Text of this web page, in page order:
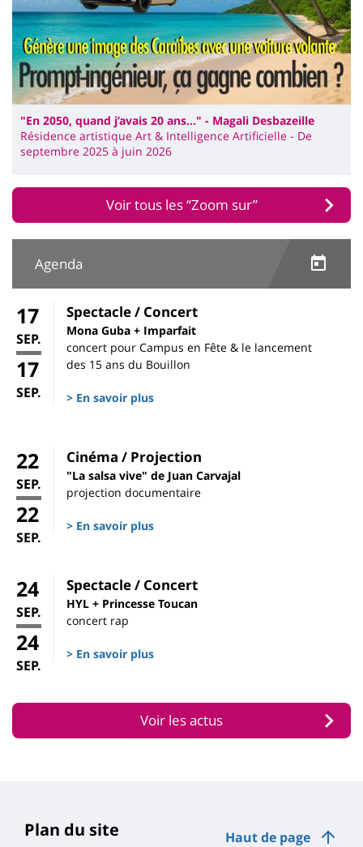
"En 2050, quand j’avais 20 ans…" - Magali Desbazeille
Résidence artistique Art & Intelligence Artificielle - De
septembre 2025 à juin 2026
Voir tous les “Zoom sur”
Agenda
17
SEP.
17
SEP.
Spectacle / Concert
Mona Guba + Imparfait
concert pour Campus en Fête & le lancement
des 15 ans du Bouillon
> En savoir plus
22
SEP.
22
SEP.
Cinéma / Projection
"La salsa vive" de Juan Carvajal
projection documentaire
> En savoir plus
24
SEP.
24
SEP.
Spectacle / Concert
HYL + Princesse Toucan
concert rap
> En savoir plus
Voir les actus
Haut de page
Plan du site